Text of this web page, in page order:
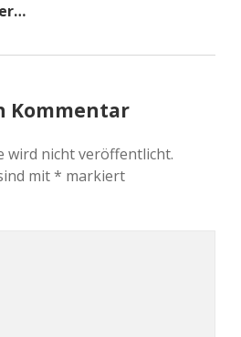
Kommentar
wird nicht veröffentlicht.
mit* markiert